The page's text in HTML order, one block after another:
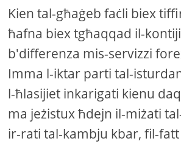
Kien tal-għaġeb faċli biex
ħafna biex tgħaqqad il-
b'differenza mis-servizzi
Imma l-iktar parti tal-
l-ħlasijiet inkarigati kienu
ma jeżistux ħdejn il-miżati
ir-rati tal-kambju kbar, fil-